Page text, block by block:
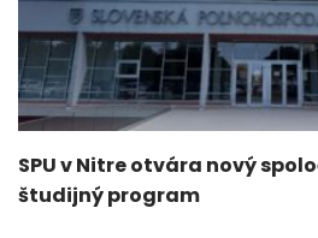
SPU v Nitre otvára nový
študijný program